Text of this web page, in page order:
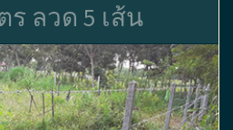
ร ลวด 5 เส้น